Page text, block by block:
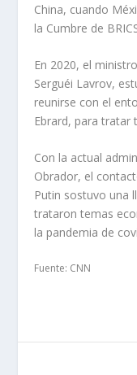
China, cuando
la Cumbre de
En 2020, el
Serguéi Lavrov,
reunirse con el
Ebrard, para tratar
Con la actual
Obrador, el
Putin sostuvo una
trataron temas
la pandemia de
Fuente: CNN